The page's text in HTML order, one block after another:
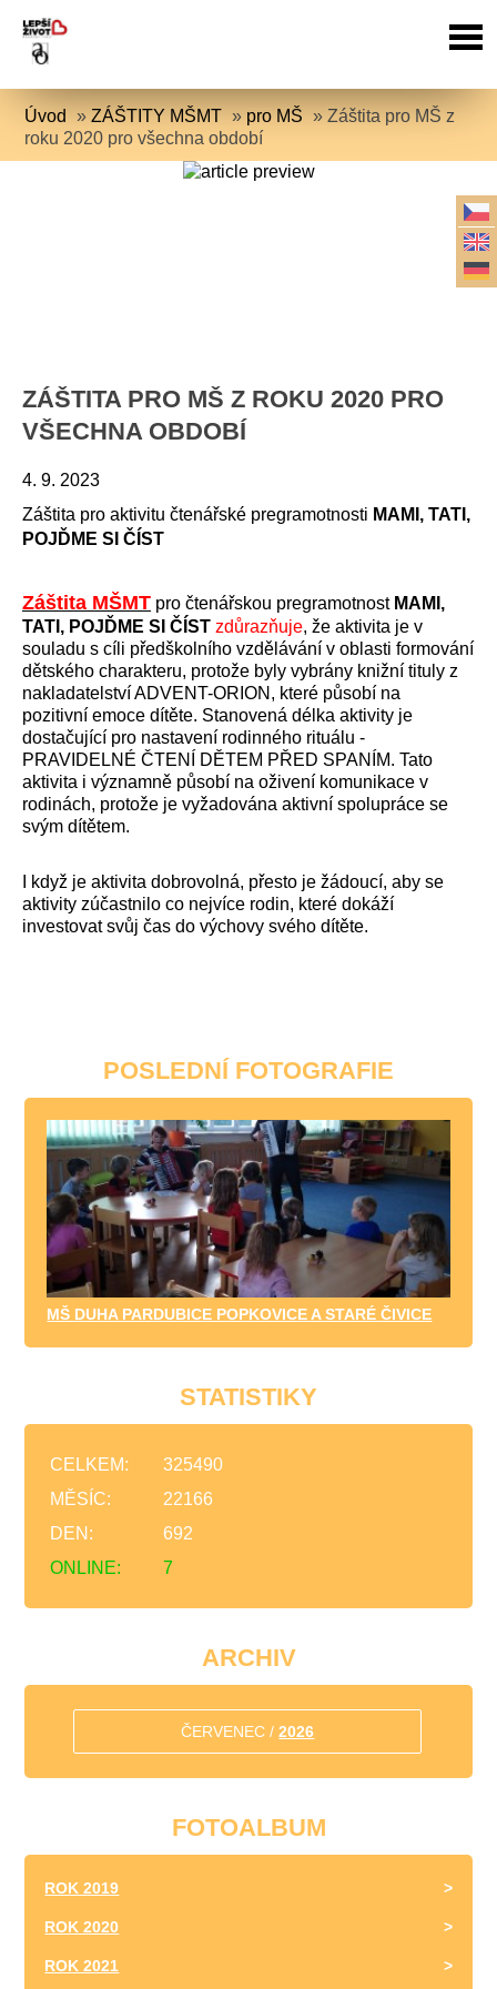
Úvod »ZÁŠTITY MŠMT » pro MŠ »Záštita pro MŠ z
roku 2020 pro všechna období
ZÁŠTITA PRO MŠ Z ROKU 2020 PRO
VŠECHNA OBDOBÍ
4. 9. 2023
Záštita pro aktivitu čtenářské pregramotnosti MAMI, TATI,
POJĎME SI ČÍST
Záštita MŠMT pro čtenářskou pregramotnost MAMI,
TATI, POJĎME SI ČÍST zdůrazňuje, že aktivita je v
souladu s cíli předškolního vzdělávání v oblasti formování
dětského charakteru, protože byly vybrány knižní tituly z
nakladatelství ADVENT-ORION, které působí na
pozitivní emoce dítěte. Stanovená délka aktivity je
dostačující pro nastavení rodinného rituálu -
PRAVIDELNÉ ČTENÍ DĚTEM PŘED SPANÍM. Tato
aktivita i významně působí na oživení komunikace v
rodinách, protože je vyžadována aktivní spolupráce se
svým dítětem.
I když je aktivita dobrovolná, přesto je žádoucí, aby se
aktivity zúčastnilo co nejvíce rodin, které dokáží
investovat svůj čas do výchovy svého dítěte.
POSLEDNÍ FOTOGRAFIE
MŠ DUHA PARDUBICE POPKOVICE A STARÉ ČIVICE
STATISTIKY
ONLINE: 7
CELKEM:
325490
MĚSÍC:
22166
DEN:
692
ARCHIV
ČERVENEC /2026
FOTOALBUM
ROK 2019
ROK 2020
ROK 2021